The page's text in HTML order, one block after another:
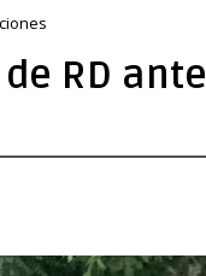
RD ante